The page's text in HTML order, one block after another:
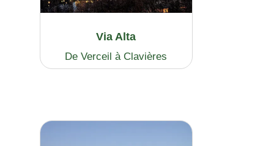
Via Alta
De Verceil à Clavières